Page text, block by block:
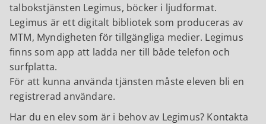
talbokstjänsten Legimus, böcker i ljudformat.
Legimus är ett digitalt bibliotek som produceras av
MTM, Myndigheten för tillgängliga medier. Legimus
finns som app att ladda ner till både telefon och
surfplatta.
För att kunna använda tjänsten måste eleven bli en
registrerad användare.
Har du en elev som är i behov av Legimus? Kontakta